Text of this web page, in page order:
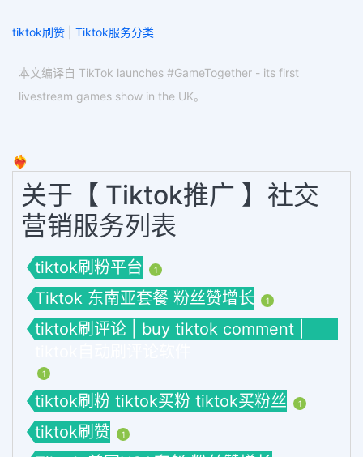
tiktok刷赞 Tiktok服务分类
本文编译自 TikTok launches #GameTogether - its first
livestream games show in the UK。
❤️‍🔥
关于【 Tiktok推广 】社交
营销服务列表
tiktok刷粉平台 1
Tiktok 东南亚套餐 粉丝赞增长 1
tiktok刷评论 | buy tiktok comment |
1
tiktok刷粉 tiktok买粉 tiktok买粉丝 1
tiktok刷赞 1